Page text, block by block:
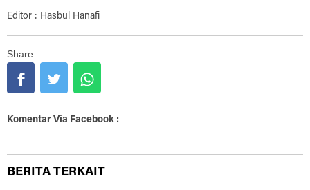
Editor : Hasbul Hanafi
Share :
Komentar Via Facebook :
BERITA TERKAIT